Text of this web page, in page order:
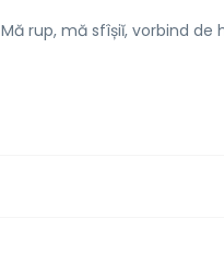
Mă rup, mă sfîșiĭ, vorbind de